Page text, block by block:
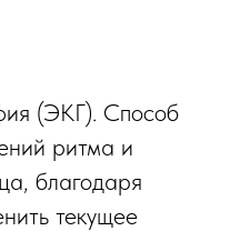
(ЭКГ). Способ
ритма и
благодаря
текущее